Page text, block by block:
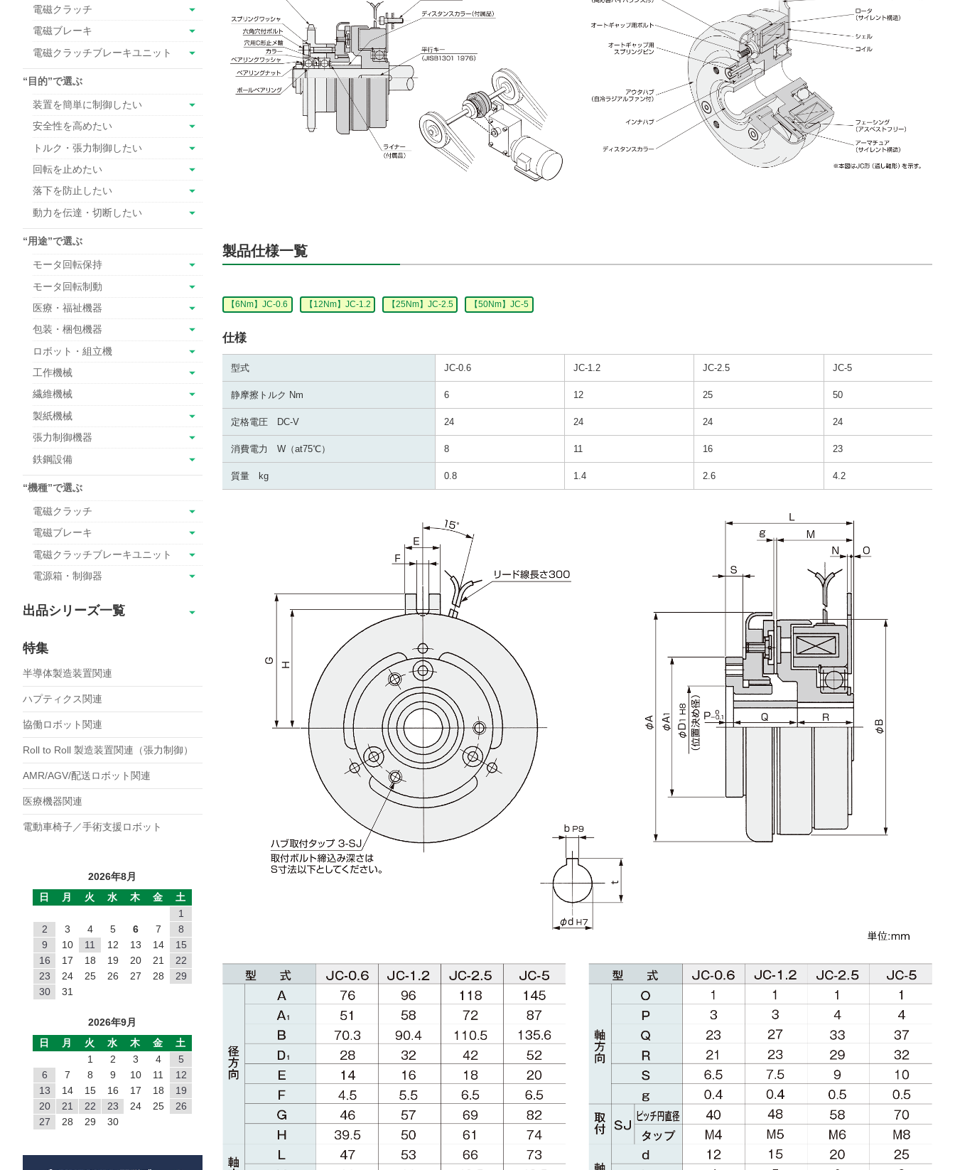
製品仕様一覧
【6Nm】JC-0.6 【12Nm】JC-1.2 【25Nm】JC-2.5 【50Nm】JC-5
仕様
型式 JC-0.6 JC-1.2 JC-2.5 JC-5
静摩擦トルク Nm 6 12 25 50
定格電圧 DC-V 24 24 24 24
消費電力 W（at75℃） 8 11 16 23
質量 kg 0.8 1.4 2.6 4.2
電磁クラッチ
電磁ブレーキ
電磁クラッチブレーキユニット
“目的”で選ぶ
装置を簡単に制御したい
安全性を高めたい
トルク・張力制御したい
回転を止めたい
落下を防止したい
動力を伝達・切断したい
“用途”で選ぶ
モータ回転保持
モータ回転制動
医療・福祉機器
包装・梱包機器
ロボット・組立機
工作機械
繊維機械
製紙機械
張力制御機器
鉄鋼設備
“機種”で選ぶ
電磁クラッチ
電磁ブレーキ
電磁クラッチブレーキユニット
電源箱・制御器
出品シリーズ一覧
SBR超小形
SBM
ERS-L
ERS-A
POB
PMB
PB
DMP
NB
TZ
特集
半導体製造装置関連
ハプティクス関連
協働ロボット関連
Roll to Roll 製造装置関連（張力制御）
AMR/AGV/配送ロボット関連
医療機器関連
電動車椅子／手術支援ロボット
2026年8月
日
月 火 水 木 金
土
1
2
3 4 5 6 7
8
9
10 11 12 13 14
15
16
17 18 19 20 21
22
23
24 25 26 27 28
29
30
31
2026年9月
日
月 火 水 木 金
土
1
2 3 4
5
6
7 8 9 10 11
12
13
14 15 16 17 18
19
20
21 22 23 24 25
26
27
28 29 30